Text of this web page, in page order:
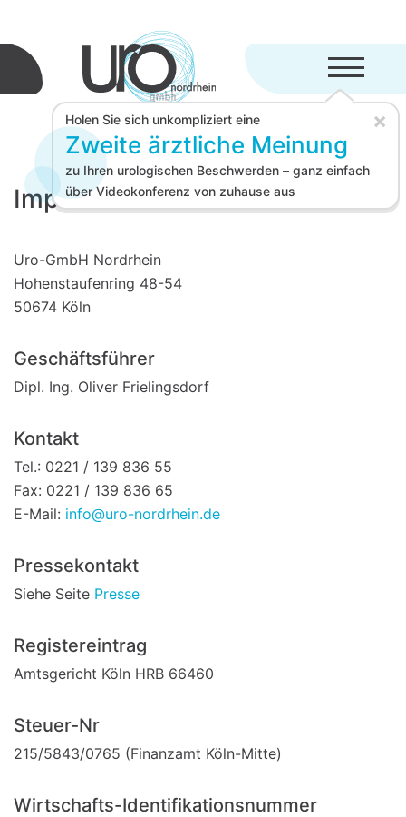
Menü
Holen Sie sich unkompliziert eine
Zweite ärztliche Meinung
zu Ihren urologischen Beschwerden – ganz einfach
über Videokonferenz von zuhause aus
×
Impressum
Uro-GmbH Nordrhein
Hohenstaufenring 48-54
50674 Köln
Geschäftsführer
Dipl. Ing. Oliver Frielingsdorf
Kontakt
Tel.: 0221 / 139 836 55
Fax: 0221 / 139 836 65
E-Mail: info@uro-nordrhein.de
Pressekontakt
Siehe Seite Presse
Registereintrag
Amtsgericht Köln HRB 66460
Steuer-Nr
215/5843/0765 (Finanzamt Köln-Mitte)
Wirtschafts-Identifikationsnummer